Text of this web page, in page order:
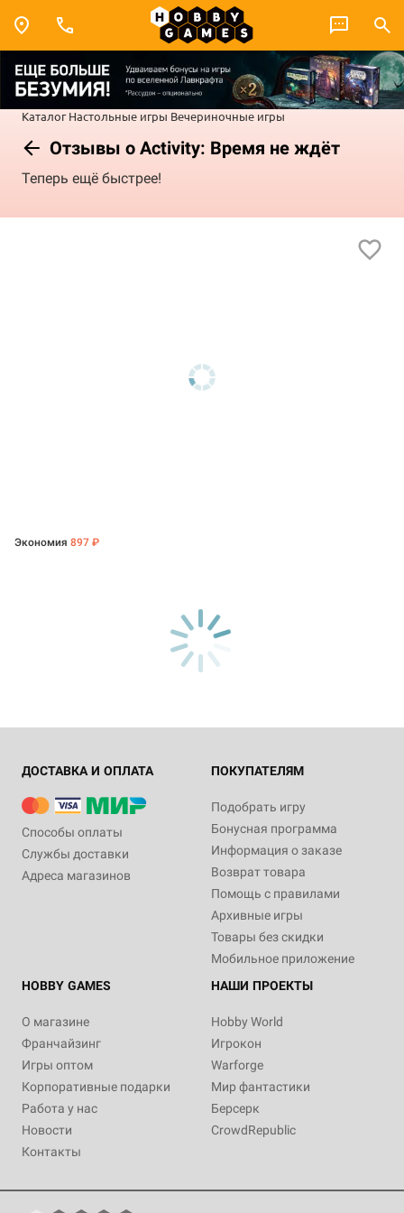
Каталог Настольные игры Вечериночные игры
Отзывы о Activity: Время не ждёт
Теперь ещё быстрее!
Экономия 897 ₽
ДОСТАВКА И ОПЛАТА
Способы оплаты
Службы доставки
Адреса магазинов
ПОКУПАТЕЛЯМ
Подобрать игру
Бонусная программа
Информация о заказе
Возврат товара
Помощь с правилами
Архивные игры
Товары без скидки
Мобильное приложение
HOBBY GAMES
О магазине
Франчайзинг
Игры оптом
Корпоративные подарки
Работа у нас
Новости
Контакты
НАШИ ПРОЕКТЫ
Hobby World
Игрокон
Warforge
Мир фантастики
Берсерк
CrowdRepublic